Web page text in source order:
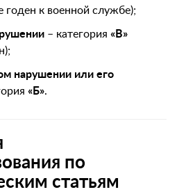
годен к военной службе);
– категория «В»
нарушении или его
«Б».
по
статьям